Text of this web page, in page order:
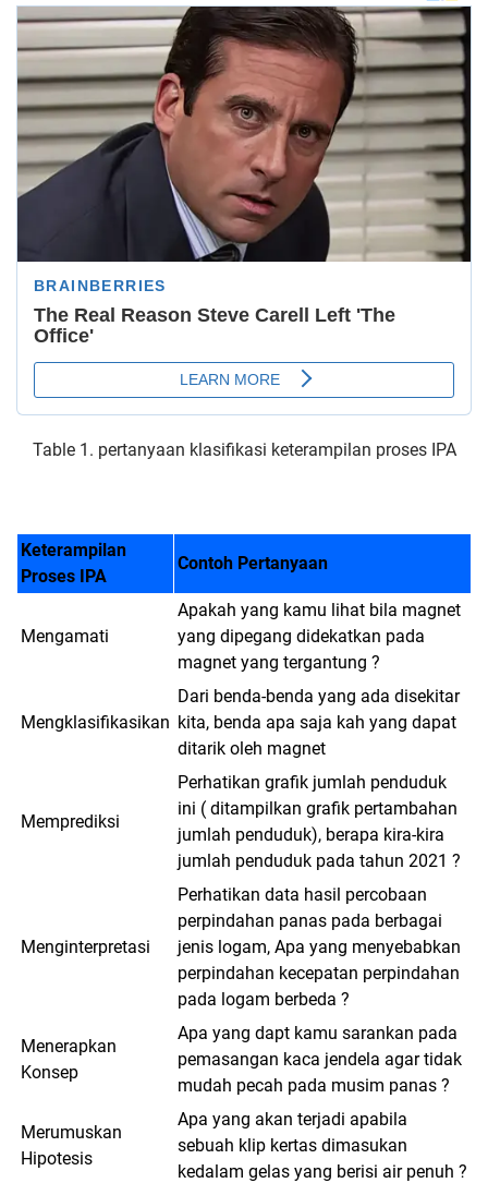
Table 1. pertanyaan klasifikasi keterampilan proses IPA
Keterampilan
Proses IPA
Contoh Pertanyaan
Mengamati
Apakah yang kamu lihat bila magnet
yang dipegang didekatkan pada
magnet yang tergantung ?
Mengklasifikasikan
Dari benda-benda yang ada disekitar
kita, benda apa saja kah yang dapat
ditarik oleh magnet
Memprediksi
Perhatikan grafik jumlah penduduk
ini ( ditampilkan grafik pertambahan
jumlah penduduk), berapa kira-kira
jumlah penduduk pada tahun 2021 ?
Menginterpretasi
Perhatikan data hasil percobaan
perpindahan panas pada berbagai
jenis logam, Apa yang menyebabkan
perpindahan kecepatan perpindahan
pada logam berbeda ?
Menerapkan
Konsep
Apa yang dapt kamu sarankan pada
pemasangan kaca jendela agar tidak
mudah pecah pada musim panas ?
Merumuskan
Hipotesis
Apa yang akan terjadi apabila
sebuah klip kertas dimasukan
kedalam gelas yang berisi air penuh ?